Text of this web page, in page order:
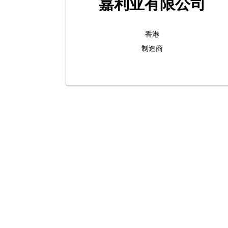
嘉利亚有限公司
香港
制造商